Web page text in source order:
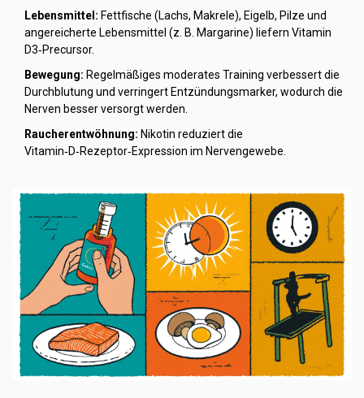
Lebensmittel: Fettfische (Lachs, Makrele), Eigelb, Pilze und
angereicherte Lebensmittel (z. B. Margarine) liefern Vitamin
D3‑Precursor.
Bewegung: Regelmäßiges moderates Training verbessert die
Durchblutung und verringert Entzündungsmarker, wodurch die
Nerven besser versorgt werden.
Raucherentwöhnung: Nikotin reduziert die
Vitamin‑D‑Rezeptor‑Expression im Nervengewebe.